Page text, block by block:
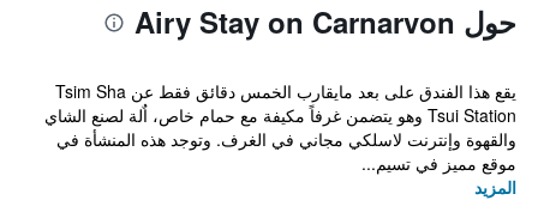
حول Airy Stay on Carnarvon
يقع هذا الفندق على بعد مايقارب الخمس دقائق فقط عن Tsim Sha
Tsui Station وهو يتضمن غرفاً مكيفة مع حمام خاص، اٌلة لصنع الشاي
والقهوة وإنترنت لاسلكي مجاني في الغرف. وتوجد هذه المنشأة في
موقع مميز في تسيم...
المزيد